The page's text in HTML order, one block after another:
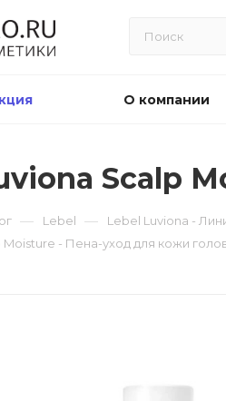
О компании
Scalp
— Lebel — Lebel Luviona -
Moisture - Пена-уход для кожи